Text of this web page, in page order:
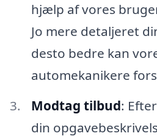
hjælp af vores
Jo mere detaljeret
desto bedre kan
automekanikere
Modtag tilbud:
din